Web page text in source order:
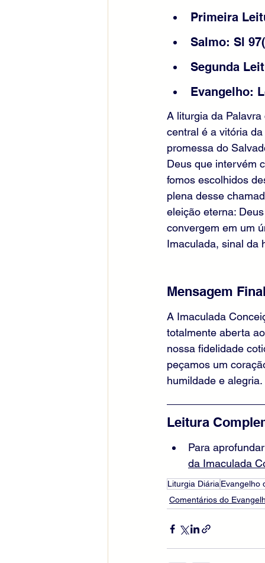
Primeira
Salmo: Sl
Segunda
Evangelho:
A liturgia da
central é a vitória
promessa do
Deus que intervém
fomos escolhidos
plena desse
eleição eterna:
convergem em um
Imaculada, sinal da
Mensagem Final
A Imaculada
totalmente aberta
nossa fidelidade
peçamos um
humildade e alegria.
Leitura
Para
da Imaculada
Liturgia DiáriaEvangelho
Comentários do